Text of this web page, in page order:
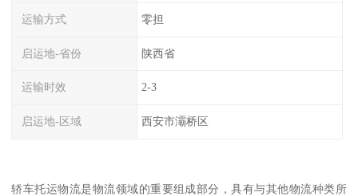
运输方式 零担
启运地-省份 陕西省
运输时效 2-3
启运地-区域 西安市灞桥区
轿车托运物流是物流领域的重要组成部分，具有与其他物流种类所